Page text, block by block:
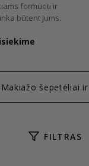
formuoti ir
būtent Jums.
Makiažo šepetėliai
FILTRAS